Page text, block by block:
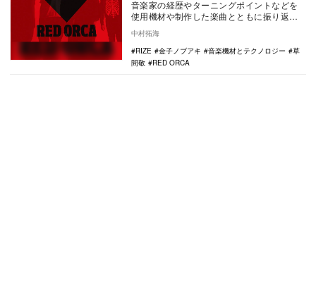
音楽家の経歴やターニングポイントなどを
使用機材や制作した楽曲とともに振り返る
連載「音楽機材とテクノロジー」。第七回
は、RIZEの…
中村拓海
RIZE
金子ノブアキ 音楽機材とテクノロジー
草
間敬
RED ORCA